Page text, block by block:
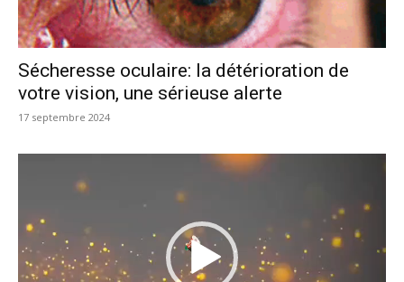
Sécheresse oculaire: la détérioration de
votre vision, une sérieuse alerte
17 septembre 2024